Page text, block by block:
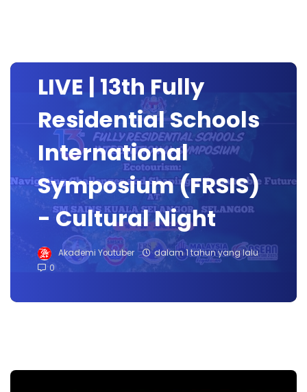
LIVE | 13th Fully
Residential Schools
International
Symposium (FRSIS)
- Cultural Night
Akademi Youtuber
dalam 1 tahun yang lalu
0